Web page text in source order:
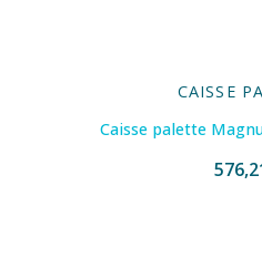
CAISSE
Caisse palette